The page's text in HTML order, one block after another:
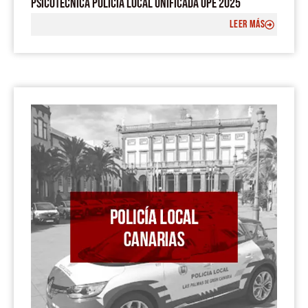
PSICOTÉCNICA POLICÍA LOCAL UNIFICADA OPE 2025
LEER MÁS